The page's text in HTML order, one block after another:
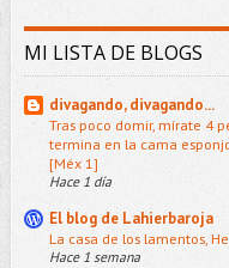
MI LISTA DE BLOGS
divagando, divagando...
Tras poco domir, mírate 4
termina en la cama
[Méx 1]
Hace 1 día
El blog de Lahierbaroja
La casa de los lamentos,
Hace 1 semana